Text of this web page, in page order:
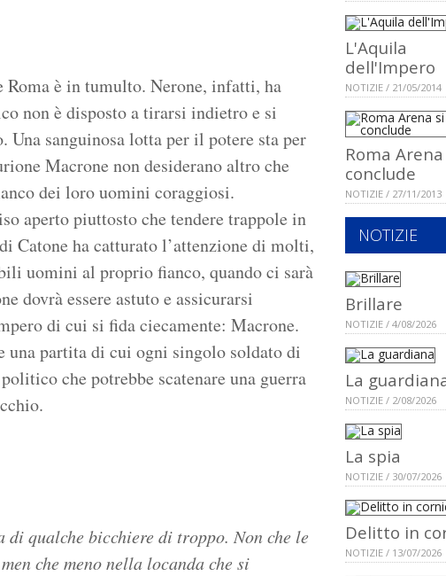
Roma è in tumulto. Nerone, infatti, ha
non è disposto a tirarsi indietro e si
Una sanguinosa lotta per il potere sta per
Macrone non desiderano altro che
dei loro uomini coraggiosi.
aperto piuttosto che tendere trappole in
Catone ha catturato l’attenzione di molti,
uomini al proprio fianco, quando ci sarà
dovrà essere astuto e assicurarsi
di cui si fida ciecamente: Macrone.
una partita di cui ogni singolo soldato di
che potrebbe scatenare una guerra
di qualche bicchiere di troppo. Non che le
che meno nella locanda che si
L'Aquila
dell'Impero
NOTIZIE / 21/05/2014
Roma
conclude
NOTIZIE / 27/11/2013
NOTIZIE
Brillare
NOTIZIE / 4/08/2026
La
NOTIZIE / 2/08/2026
La spia
NOTIZIE / 30/07/2026
Delitto in
NOTIZIE / 13/07/2026